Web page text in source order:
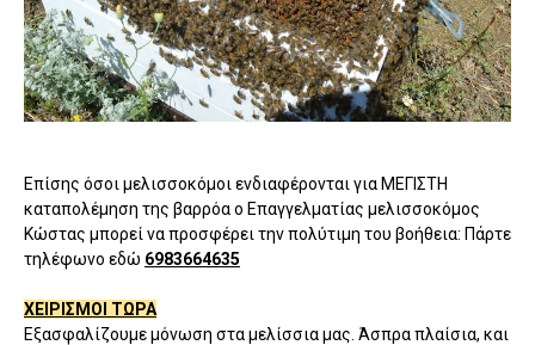
Επίσης όσοι μελισσοκόμοι ενδιαφέρονται για ΜΕΓΙΣΤΗ
καταπολέμηση της βαρρόα ο Επαγγελματίας μελισσοκόμος
Κώστας μπορεί να προσφέρει την πολύτιμη του βοήθεια: Πάρτε
τηλέφωνο εδώ 6983664635
ΧΕΙΡΙΣΜΟΙ ΤΩΡΑ
Εξασφαλίζουμε μόνωση στα μελίσσια μας. Άσπρα πλαίσια, και